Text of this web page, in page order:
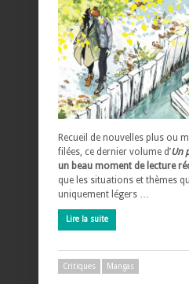
Recueil de nouvelles plus ou
filées, ce dernier volume d’Un
un beau moment de lecture
que les situations et thèmes
uniquement légers …
Lire la suite
Critiques Mangas